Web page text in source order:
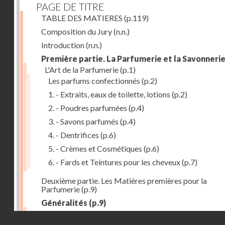
PAGE DE TITRE
TABLE DES MATIERES (p.119)
Composition du Jury(n.n.)
Introduction(n.n.)
Première partie. La Parfumerie et la Savonnerie
L'Art de la Parfumerie(p.1)
Les parfums confectionnés (p.2)
1. - Extraits, eaux de toilette, lotions (p.2)
2. - Poudres parfumées (p.4)
3. - Savons parfumés (p.4)
4. - Dentrifices (p.6)
5. - Crèmes et Cosmétiques (p.6)
6. - Fards et Teintures pour les cheveux(p.7)
Deuxième partie. Les Matières premières pour la
Parfumerie(p.9)
Généralités (p.9)
Les parfums naturels(p.10)